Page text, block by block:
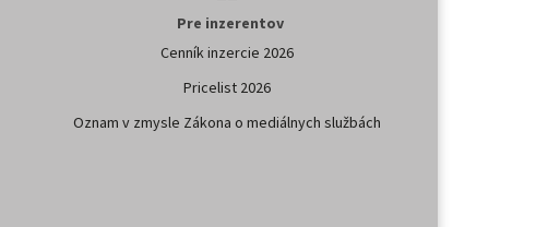
Pre inzerentov
Cenník inzercie 2026
Pricelist 2026
Oznam v zmysle Zákona o mediálnych službách